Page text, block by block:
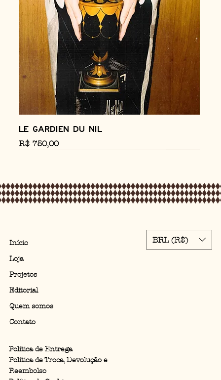
Le Gardien du Nil
Preço
R$ 750,00
Início
Loja
Projetos
Editorial
Quem somos
Contato
BRL (R$)
Política de Entrega
Política de Troca, Devolução e
Reembolso